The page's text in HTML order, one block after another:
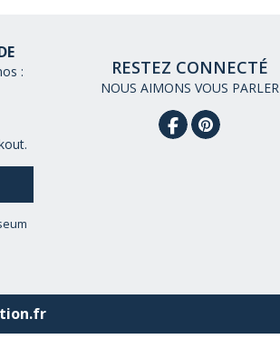
:
RESTEZ CONNECTÉ
NOUS AIMONS VOUS PARLER